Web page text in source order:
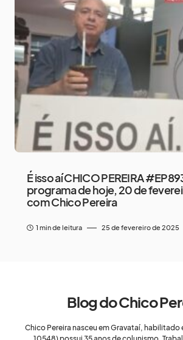
É isso aí CHICO PEREIRA
programa de hoje, 20 de
com Chico Pereira
1 min de leitura 25 de fevereiro de 2025
Blog do Chico
Chico Pereira nasceu em Gravataí, habilitado